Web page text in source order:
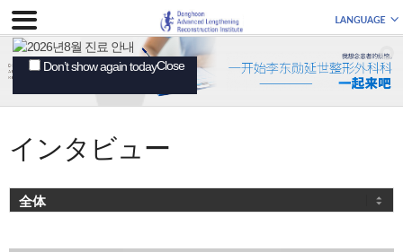
Don’t show again todayClose
インタビュー